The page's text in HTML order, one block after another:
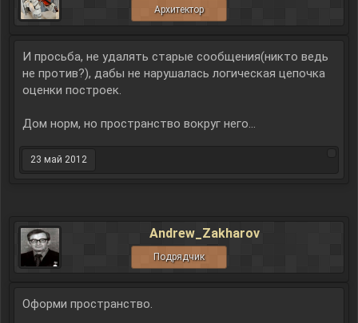
Архитектор
И просьба, не удалять старые сообщения(никто ведь
не против?), дабы не нарушалась логическая цепочка
оценки построек.
Дом норм, но пространство вокруг него...
23 май 2012
Andrew_Zakharov
Подрядчик
Оформи пространство.